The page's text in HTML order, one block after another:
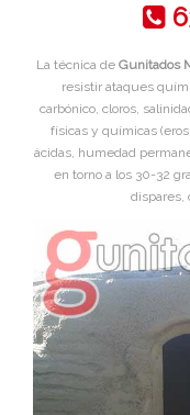
La técnica de Gunitados
resistir ataques
carbónico, cloros,
físicas y químicas
ácidas, humedad
en torno a los 30-32
dispares,